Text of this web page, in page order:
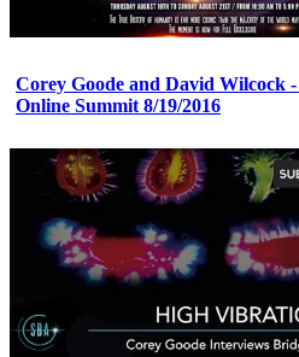
Corey Goode and David Wilcock
Online Summit 8/19/2016